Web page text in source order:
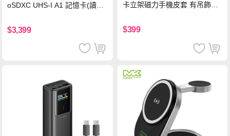
oSDXC UHS-I A1 記憶卡(讀取
$3,399
卡立架磁力手機皮套 有吊飾孔
$399